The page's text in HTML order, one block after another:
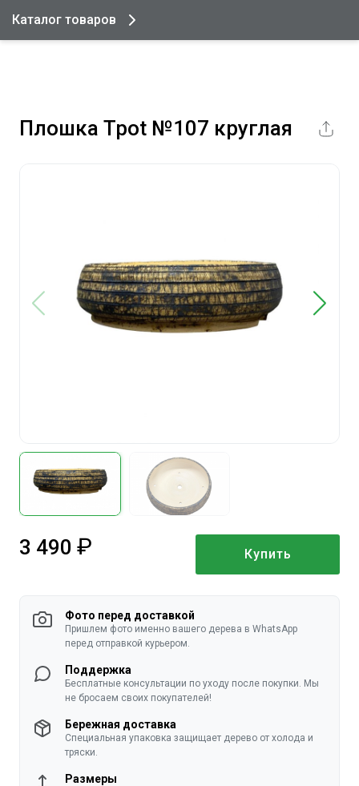
Каталог товаров
Плошка Tpot №107 круглая
3 490 Купить
Фото перед доставкой
Пришлем фото именно вашего дерева в WhatsApp
перед отправкой курьером.
Поддержка
Бесплатные консультации по уходу после покупки. Мы
не бросаем своих покупателей!
Бережная доставка
Специальная упаковка защищает дерево от холода и
тряски.
Размеры